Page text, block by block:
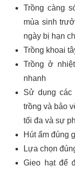
Trồng càng
mùa sinh
ngày bị hạn
Trồng khoai
Trồng ở
nhanh
Sử dụng
trồng và bảo
tối đa và sự
Hút ẩm đúng
Lựa chọn
Gieo hạt để